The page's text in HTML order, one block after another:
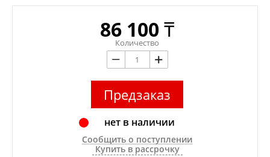
86 100₸
Количество
Предзаказ
нет в наличии
Сообщить о поступлении
Купить в рассрочку